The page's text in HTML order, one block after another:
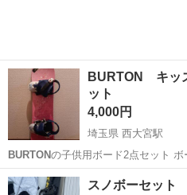
BURTON キッ
ット
4,000円
埼玉県 西大宮駅
BURTON
の子供用
埼玉 さいたま市 西大宮駅
スノボーセット